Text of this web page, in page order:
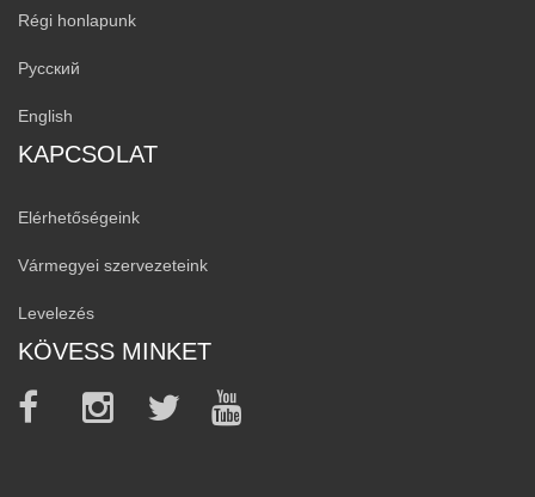
Régi honlapunk
Русский
English
KAPCSOLAT
Elérhetőségeink
Vármegyei szervezeteink
Levelezés
KÖVESS MINKET